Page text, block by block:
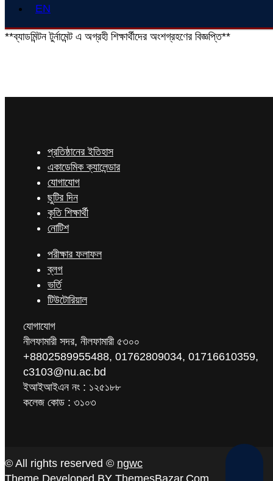
EN
**ব্যাডমিন্টন টুর্নামেন্ট এ অগ্রহী শিক্ষার্থীদের অংশগ্রহণের বিজ্ঞপ্তি**
প্রতিষ্ঠানের ইতিহাস
একাডেমিক ক্যালেন্ডার
যোগাযোগ
ছুটির দিন
কৃতি শিক্ষার্থী
নোটিশ
পরীক্ষার ফলাফল
ব্লগ
ভর্তি
টিউটোরিয়াল
যোগাযোগ
নীলফামারী সদর, নীলফামারী ৫৩০০
+8802589955488, 01762809034, 01716610359,
c3103@nu.ac.bd
ইআইআইএন নং : ১২৫১৮৮
কলেজ কোড : ৩১০৩
© All rights reserved © ngwc
Theme Developed BY ThemesBazar.Com